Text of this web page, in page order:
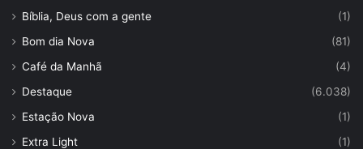
Bíblia, Deus com a gente
(1)
Bom dia Nova
(81)
Café da Manhã
(4)
Destaque
(6.038)
Estação Nova
(1)
Extra Light
(1)